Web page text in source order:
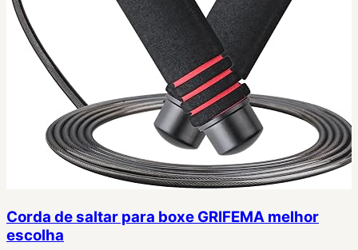
Corda de saltar para boxe GRIFEMA melhor
escolha